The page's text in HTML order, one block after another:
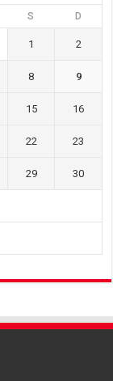
S D
1 2
8 9
15 16
22 23
29 30